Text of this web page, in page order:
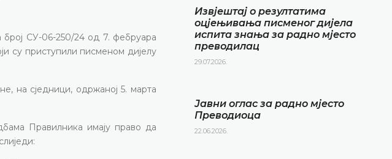
СУ-06-250/24 од 7. фебруара
су приступили писменом дијелу
на сједници, одржаној 5. марта
Правилника имају право да
Извјештај о резултатима
оцјењивања писменог дијела
испита знања за радно мјесто
преводилац
29.07.2026.
Јавни оглас за радно мјесто
Преводиоца
22.06.2026.